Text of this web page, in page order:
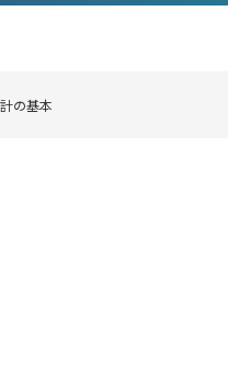
の基本